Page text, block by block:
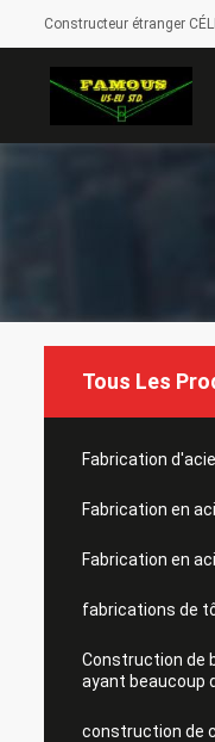
Constructeur étranger
Tous Les
Fabrication
Fabrication en
Fabrication en
fabrications de
Construction de
ayant beaucoup
construction de